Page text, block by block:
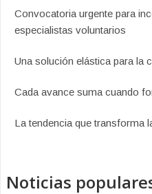
Convocatoria urgente para
especialistas voluntarios
Una solución elástica para la
Cada avance suma cuando
La tendencia que transforma
Noticias